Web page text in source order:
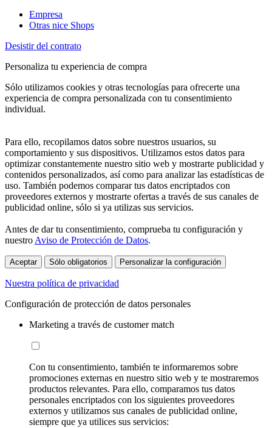
Empresa
Otras nice Shops
Desistir del contrato
Personaliza tu experiencia de compra
Sólo utilizamos cookies y otras tecnologías para ofrecerte una
experiencia de compra personalizada con tu consentimiento
individual.
Para ello, recopilamos datos sobre nuestros usuarios, su
comportamiento y sus dispositivos. Utilizamos estos datos para
optimizar constantemente nuestro sitio web y mostrarte publicidad y
contenidos personalizados, así como para analizar las estadísticas de
uso. También podemos comparar tus datos encriptados con
proveedores externos y mostrarte ofertas a través de sus canales de
publicidad online, sólo si ya utilizas sus servicios.
Antes de dar tu consentimiento, comprueba tu configuración y
nuestro Aviso de Protección de Datos.
Aceptar Sólo obligatorios Personalizar la configuración
Nuestra política de privacidad
Configuración de protección de datos personales
Marketing a través de customer match
Con tu consentimiento, también te informaremos sobre
promociones externas en nuestro sitio web y te mostraremos
productos relevantes. Para ello, comparamos tus datos
personales encriptados con los siguientes proveedores
externos y utilizamos sus canales de publicidad online,
siempre que ya utilices sus servicios: